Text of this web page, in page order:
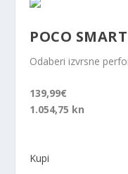
POCO
Odaberi izvrsne
139,99€
1.054,75 kn
Kupi